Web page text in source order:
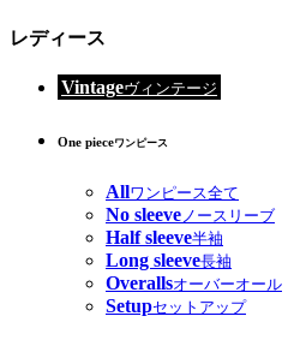
レディース
Vintageヴィンテージ
One pieceワンピース
Allワンピース全て
No sleeveノースリーブ
Half sleeve半袖
Long sleeve長袖
Overallsオーバーオール
Setupセットアップ